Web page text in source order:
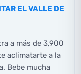
EL VALLE DE
a más de 3,900
aclimatarte a la
Bebe mucha